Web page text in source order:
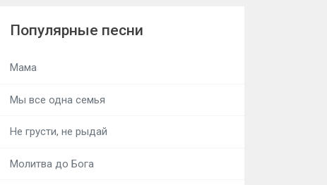
Популярные песни
Мама
Мы все одна семья
Не грусти, не рыдай
Молитва до Бога